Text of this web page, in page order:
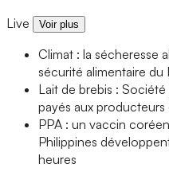
Live Voir plus
Climat : la sécheresse
sécurité alimentaire du
Lait de brebis :
payés aux producteurs
PPA : un vaccin
Philippines
heures